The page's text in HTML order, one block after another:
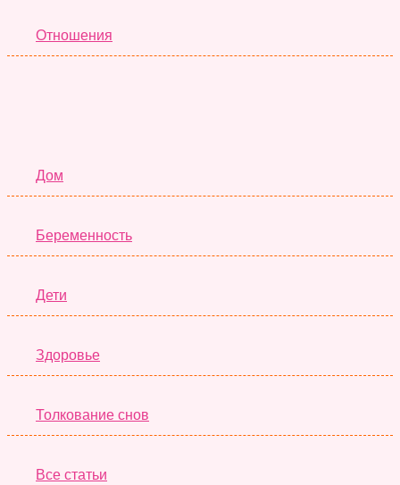
Отношения
Дом
Беременность
Дети
Здоровье
Толкование снов
Все статьи